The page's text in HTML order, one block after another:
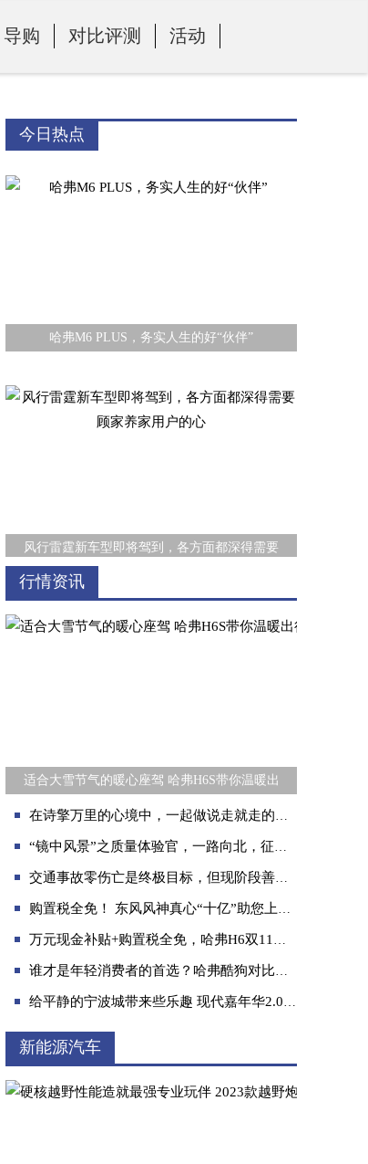
导购 对比评测 活动
今日热点
哈弗M6 PLUS，务实人生的好“伙伴”
风行雷霆新车型即将驾到，各方面都深得需要
瑞虎8家族再添力作 瑞虎8 PRO鲲鹏动力解析
行情资讯
适合大雪节气的暖心座驾 哈弗H6S带你温暖出
在诗擎万里的心境中，一起做说走就走的生活诗人
“镜中风景”之质量体验官，一路向北，征服甘青环线
交通事故零伤亡是终极目标，但现阶段善解人意的驾驶辅助是以人为本
购置税全免！ 东风风神真心“十亿”助您上车！
万元现金补贴+购置税全免，哈弗H6双11钜惠加码！
谁才是年轻消费者的首选？哈弗酷狗对比长安CS55 PLUS
给平静的宁波城带来些乐趣 现代嘉年华2.0准备就绪
新能源汽车